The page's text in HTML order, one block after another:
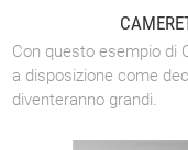
Con questo esempio di
a disposizione come
diventeranno grandi.